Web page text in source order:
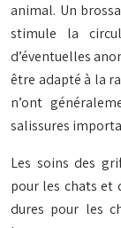
animal. Un
stimule la
d’éventuelles
être adapté à la
n’ont
salissures
Les soins des
pour les chats et
dures pour les